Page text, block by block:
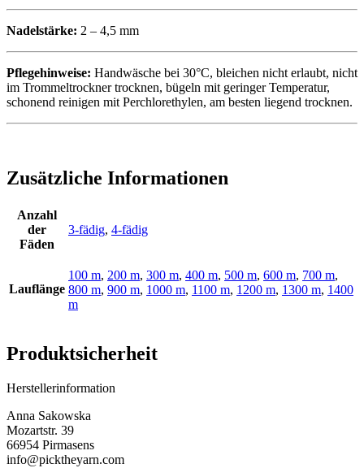
Nadelstärke: 2 – 4,5 mm
Pflegehinweise: Handwäsche bei 30°C, bleichen nicht erlaubt, nicht
im Trommeltrockner trocknen, bügeln mit geringer Temperatur,
schonend reinigen mit Perchlorethylen, am besten liegend trocknen.
Zusätzliche Informationen
Anzahl
der
Fäden
3-fädig, 4-fädig
Lauflänge
100 m, 200 m, 300 m, 400 m, 500 m, 600 m, 700 m,
800 m, 900 m, 1000 m, 1100 m, 1200 m, 1300 m, 1400
m
Produktsicherheit
Herstellerinformation
Anna Sakowska
Mozartstr. 39
66954 Pirmasens
info@picktheyarn.com